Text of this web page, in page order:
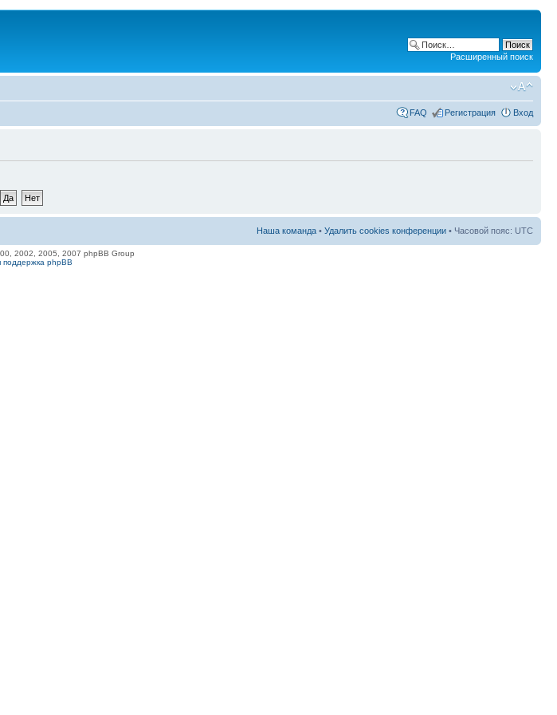
Расширенный поиск
FAQ Регистрация Вход
Наша команда • Удалить cookies конференции • Часовой пояс: UTC
2002, 2005, 2007 phpBB Group
поддержка phpBB